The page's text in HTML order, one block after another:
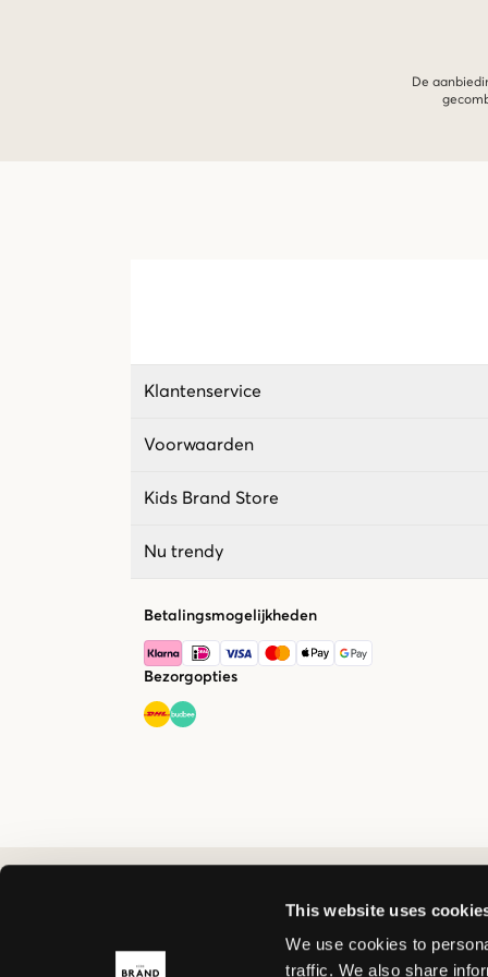
This website uses
We use cookies to
traffic. We also share
De
Klantenservice
Voorwaarden
Kids Brand Store
Nu trendy
Betalingsmogelijkheden
Bezorgopties